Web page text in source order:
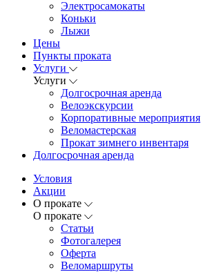
Электросамокаты
Коньки
Лыжи
Цены
Пункты проката
Услуги
Услуги
Долгосрочная аренда
Велоэкскурсии
Корпоративные мероприятия
Веломастерская
Прокат зимнего инвентаря
Долгосрочная аренда
Условия
Акции
О прокате
О прокате
Статьи
Фотогалерея
Оферта
Веломаршруты